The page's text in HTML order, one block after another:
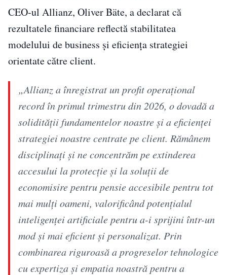
CEO-ul Allianz, Oliver Bäte, a declarat că
rezultatele financiare reflectă stabilitatea
modelului de business și eficiența strategiei
orientate către client.
„Allianz a înregistrat un profit operațional
record în primul trimestru din 2026, o dovadă a
solidității fundamentelor noastre și a eficienței
strategiei noastre centrate pe client. Rămânem
disciplinați și ne concentrăm pe extinderea
accesului la protecție și la soluții de
economisire pentru pensie accesibile pentru tot
mai mulți oameni, valorificând potențialul
inteligenței artificiale pentru a-i sprijini într-un
mod și mai eficient și personalizat. Prin
combinarea riguroasă a progreselor tehnologice
cu expertiza și empatia noastră pentru a